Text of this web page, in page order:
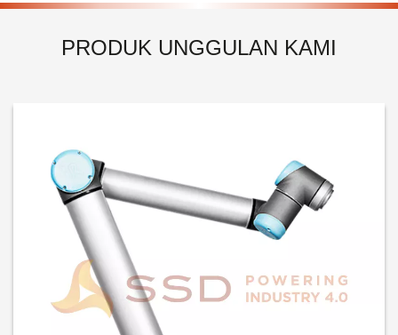
PRODUK UNGGULAN KAMI